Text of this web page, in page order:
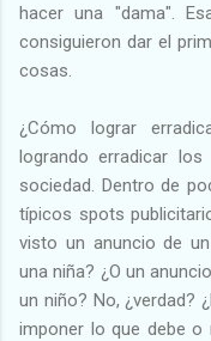
hacer una "dama".
consiguieron dar el
cosas.
¿Cómo lograr
logrando erradicar
sociedad. Dentro de
típicos spots
visto un anuncio de
una niña? ¿O un
un niño? No, ¿verdad?
imponer lo que debe